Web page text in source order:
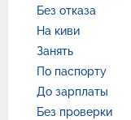
Без отказа
На киви
Занять
По паспорту
До зарплаты
Без проверки